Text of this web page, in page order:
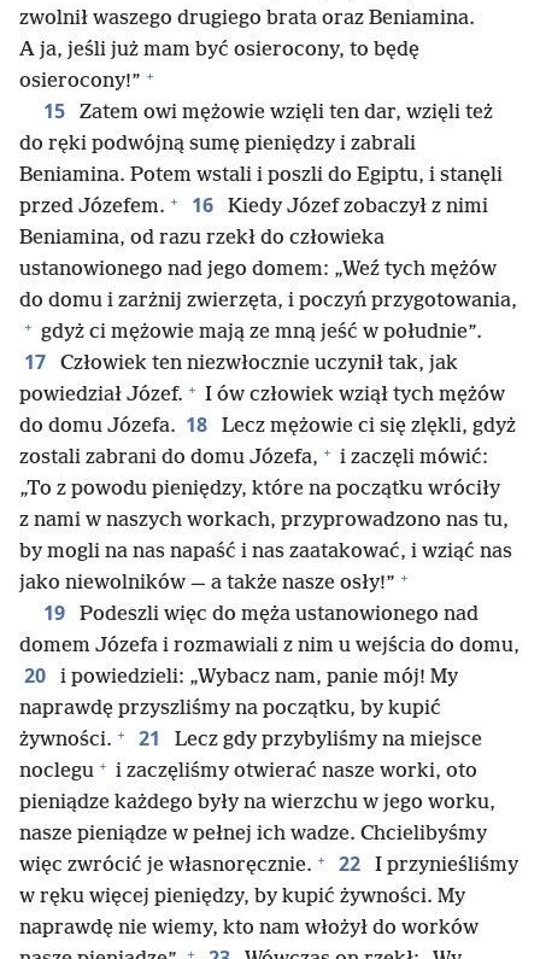
zwolnił waszego drugiego brata oraz Beniamina.
A ja, jeśli już mam być osierocony, to będę
osierocony!” +
15
Zatem owi mężowie wzięli ten dar, wzięli też
do ręki podwójną sumę pieniędzy i zabrali
Beniamina. Potem wstali i poszli do Egiptu, i stanęli
przed Józefem. + 16
Kiedy Józef zobaczył z nimi
Beniamina, od razu rzekł do człowieka
ustanowionego nad jego domem: „Weź tych mężów
do domu i zarżnij zwierzęta, i poczyń przygotowania,
+ gdyż ci mężowie mają ze mną jeść w południe”.
17
Człowiek ten niezwłocznie uczynił tak, jak
powiedział Józef. + I ów człowiek wziął tych mężów
do domu Józefa. 18
Lecz mężowie ci się zlękli, gdyż
zostali zabrani do domu Józefa, + i zaczęli mówić:
„To z powodu pieniędzy, które na początku wróciły
z nami w naszych workach, przyprowadzono nas tu,
by mogli na nas napaść i nas zaatakować, i wziąć nas
jako niewolników — a także nasze osły!” +
19
Podeszli więc do męża ustanowionego nad
domem Józefa i rozmawiali z nim u wejścia do domu,
20
i powiedzieli: „Wybacz nam, panie mój! My
naprawdę przyszliśmy na początku, by kupić
żywności. + 21
Lecz gdy przybyliśmy na miejsce
noclegu + i zaczęliśmy otwierać nasze worki, oto
pieniądze każdego były na wierzchu w jego worku,
nasze pieniądze w pełnej ich wadze. Chcielibyśmy
więc zwrócić je własnoręcznie. + 22
I przynieśliśmy
w ręku więcej pieniędzy, by kupić żywności. My
naprawdę nie wiemy, kto nam włożył do worków
+